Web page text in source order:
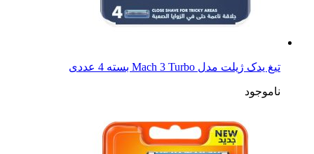
تیغ یدک ژیلت مدل Mach 3 Turbo بسته 4 عددی
ناموجود